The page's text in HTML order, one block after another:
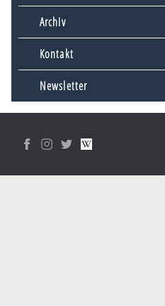
Archiv
Kontakt
Newsletter